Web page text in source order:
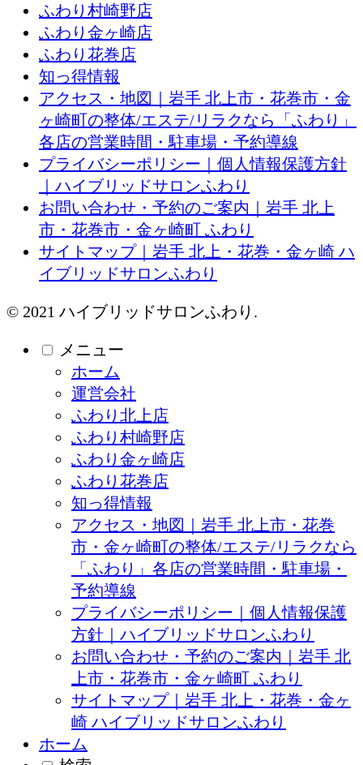
ふわり村崎野店
ふわり金ヶ崎店
ふわり花巻店
知っ得情報
アクセス・地図｜岩手 北上市・花巻市・金
ヶ崎町の整体/エステ/リラクなら「ふわり」
各店の営業時間・駐車場・予約導線
プライバシーポリシー｜個人情報保護方針
｜ハイブリッドサロンふわり
お問い合わせ・予約のご案内｜岩手 北上
市・花巻市・金ヶ崎町 ふわり
サイトマップ｜岩手 北上・花巻・金ヶ崎 ハ
イブリッドサロンふわり
© 2021 ハイブリッドサロンふわり.
メニュー
ホーム
運営会社
ふわり北上店
ふわり村崎野店
ふわり金ヶ崎店
ふわり花巻店
知っ得情報
アクセス・地図｜岩手 北上市・花巻
市・金ヶ崎町の整体/エステ/リラクなら
「ふわり」各店の営業時間・駐車場・
予約導線
プライバシーポリシー｜個人情報保護
方針｜ハイブリッドサロンふわり
お問い合わせ・予約のご案内｜岩手 北
上市・花巻市・金ヶ崎町 ふわり
サイトマップ｜岩手 北上・花巻・金ヶ
崎 ハイブリッドサロンふわり
ホーム